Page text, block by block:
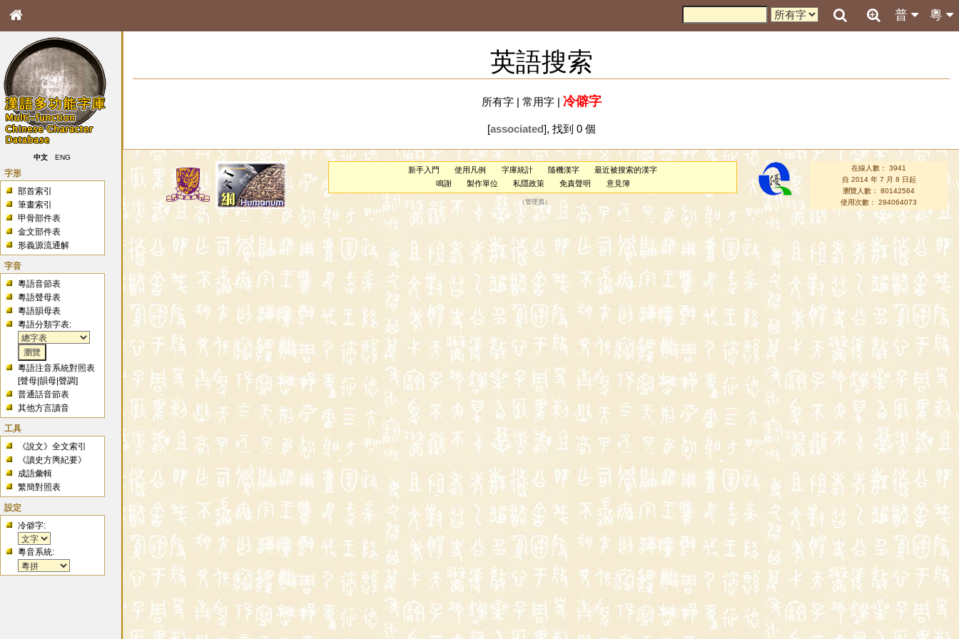
粵
普
中文 ENG
字形
部首索引
筆畫索引
甲骨部件表
金文部件表
形義源流通解
字音
粵語音節表
粵語聲母表
粵語韻母表
粵語分類字表:
粵語注音系統對照表
[聲母 |韻母 |聲調]
普通話音節表
其他方言讀音
工具
《說文》全文索引
《讀史方輿紀要》
成語彙輯
繁簡對照表
設定
冷僻字:
粵音系統:
英語搜索
所有字| 常用字| 冷僻字
[associated], 找到 0 個
新手入門 使用凡例 字庫統計 隨機漢字
最近被搜索的漢字
鳴謝
製作單位 私隱政策 免責聲明 意見簿
（管理員 ）
在線人數： 3941
自 2014 年 7 月 8 日起
瀏覽人數： 80142564
使用次數： 294064073